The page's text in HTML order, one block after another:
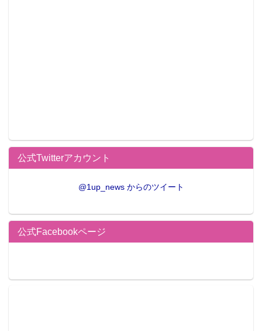
公式Twitterアカウント
@1up_news からのツイート
公式Facebookページ